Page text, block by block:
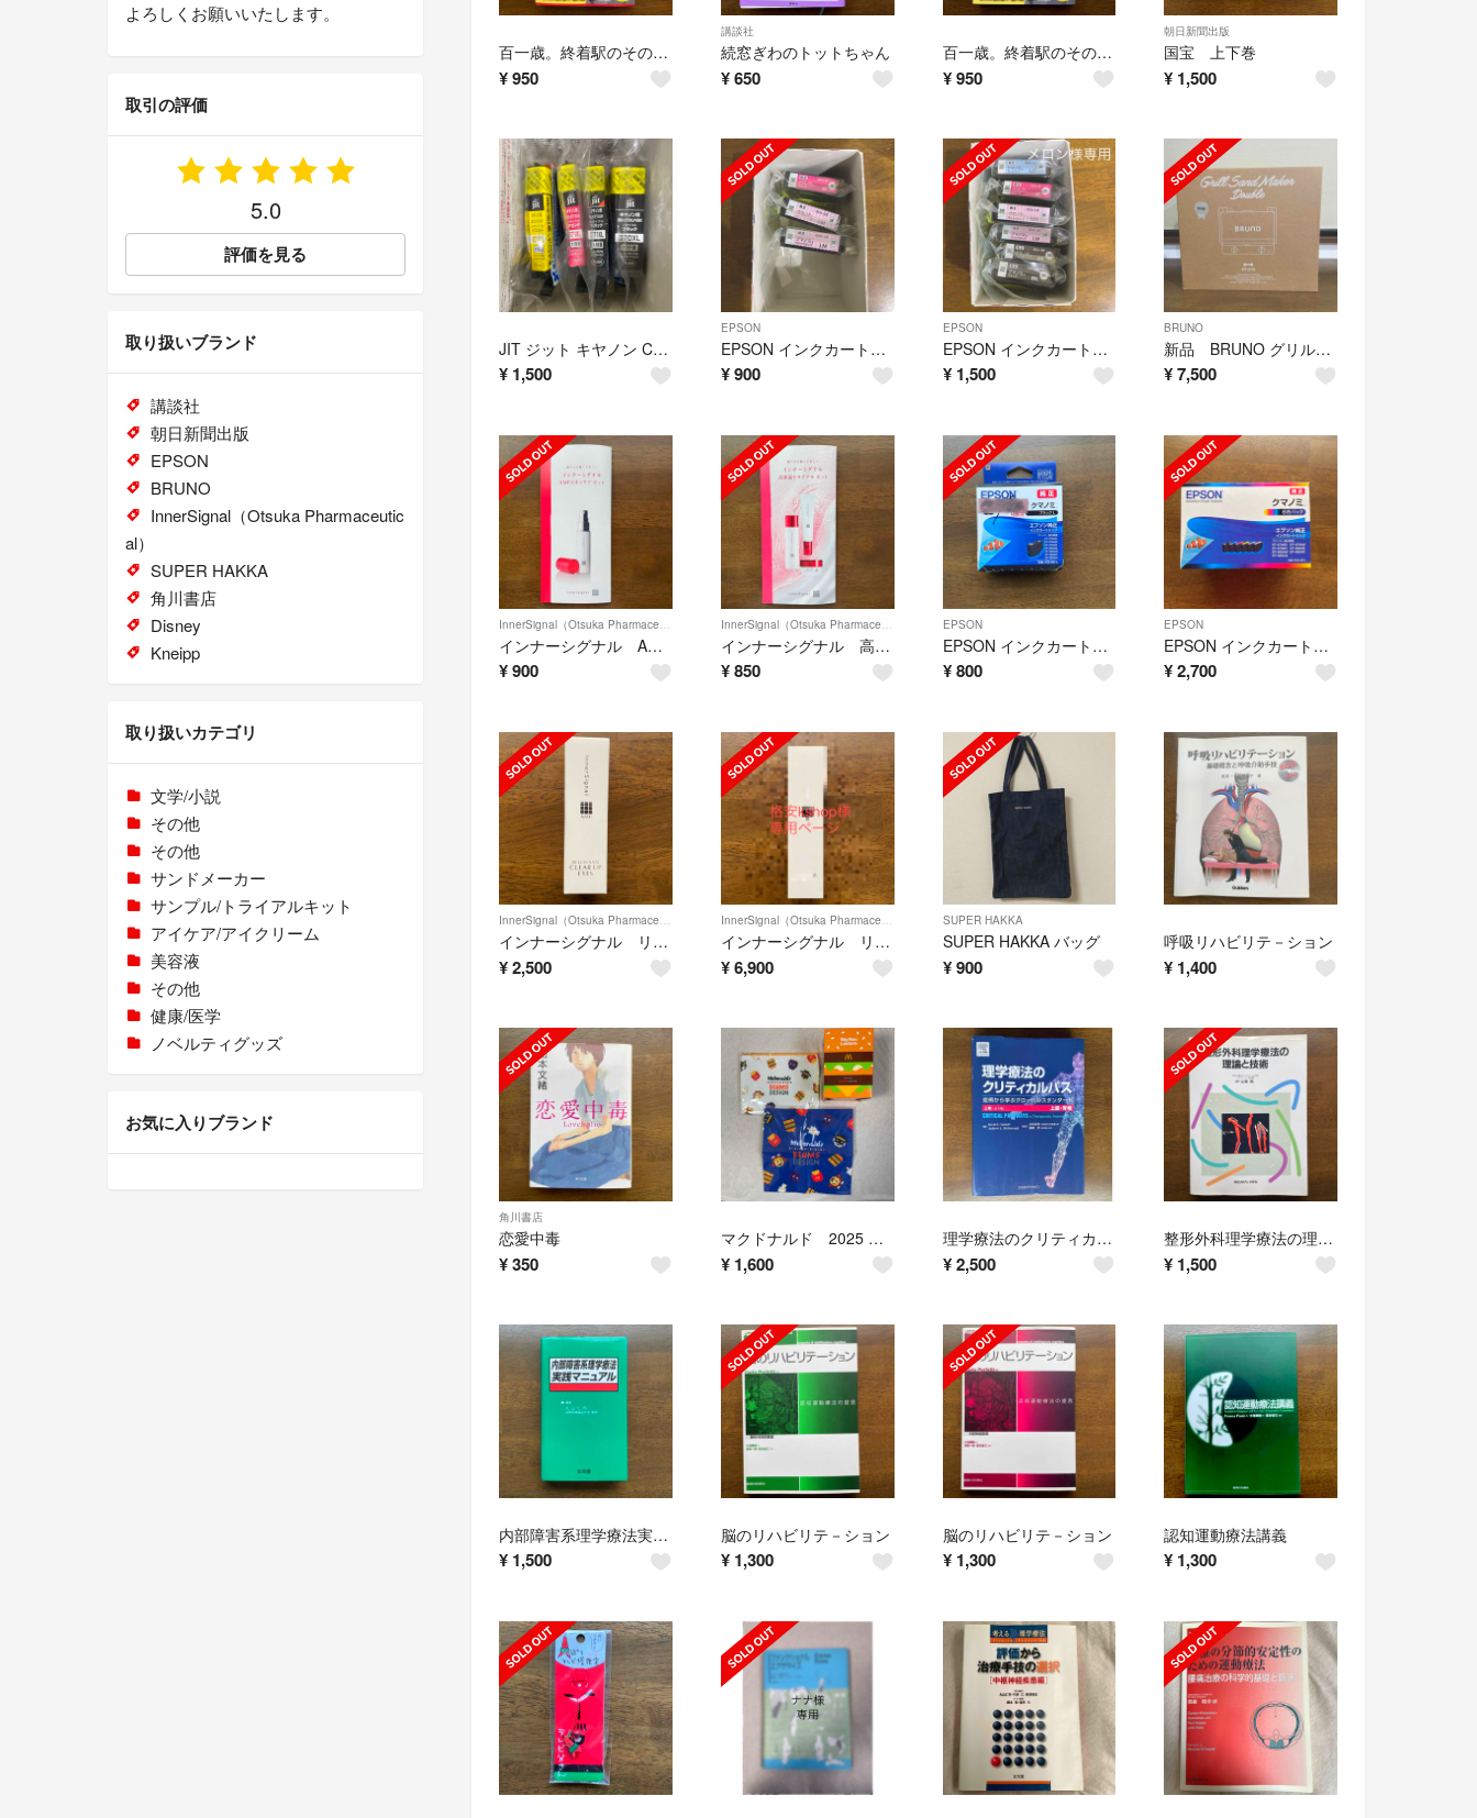
百一歳。終着駅のその先へ
¥950
講談社
続窓ぎわのトットちゃん
¥650
百一歳。終着駅のその先へ
¥ 950
朝日新聞出版
国宝 上下巻
¥ 1,500
JIT ジット キヤノン Canon BCI-371XL+370XL 4色
¥ 1,500
EPSON
EPSON インクカートリッジ ライトマゼンタ2個
¥900
EPSON
EPSON インクカートリッジ クマノミ 4色
¥ 1,500
BRUNO
新品 BRUNO グリルサンドメーカー ダブル BOE084-GRG
¥7,500
インナーシグナル AMPスキンケアセット
¥900
インナーシグナル 高保湿￼トライアルセット
¥850
EPSON
EPSON インクカートリッジ KUI-BK-L クマノミ
¥ 800
EPSON
EPSON インクカートリッジ KUI-6CL クマノミ
¥2,700
InnerSignal（Otsuka Pharmaceutical）
インナーシグナル リジュブネイト 薬用クリームE
¥2,500
InnerSignal（Otsuka Pharmaceutical）
インナーシグナル リジュブネイトエキス 30ml
¥6,900
SUPER HAKKA
SUPER HAKKA バッグ
¥ 900
呼吸リハビリテ－ション
¥ 1,400
角川書店
恋愛中毒
¥350
マクドナルド 2025 福袋
¥ 1,600
理学療法のクリティカルパス 上巻
¥ 2,500
整形外科理学療法の理論と技術
¥ 1,500
内部障害系理学療法実践マニュアル
¥ 1,500
脳のリハビリテ－ション
¥ 1,300
脳のリハビリテ－ション
¥ 1,300
認知運動療法講義
¥ 1,300
よろしくお願いいたします。
取引の評価
5.0
評価を見る
取り扱いブランド
講談社
朝日新聞出版
EPSON
BRUNO
InnerSignal（Otsuka Pharmaceutic
al）
SUPER HAKKA
角川書店
Disney
Kneipp
取り扱いカテゴリ
文学/小説
その他
その他
サンドメーカー
サンプル/トライアルキット
アイケア/アイクリーム
美容液
その他
健康/医学
ノベルティグッズ
お気に入りブランド